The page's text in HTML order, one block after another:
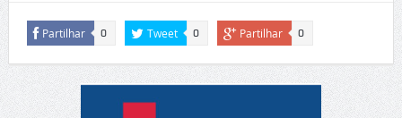
Partilhar 0 Tweet 0 Partilhar 0